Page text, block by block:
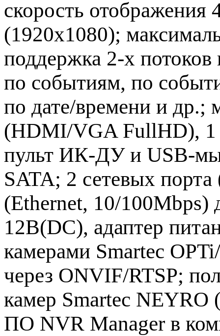
скорость
(1920x1080);
поддержка 2-х
по событиям, по
по дате/времени и
(HDMI/VGA FullHD), 1
пульт ИК-ДУ и USB-
SATA; 2 сетевых
(Ethernet, 10/100Mbps)
12В(DC), адаптер
камерами Smartec
через ONVIF/RTSP;
камер Smartec NEYRO
ПО NVR Manager в